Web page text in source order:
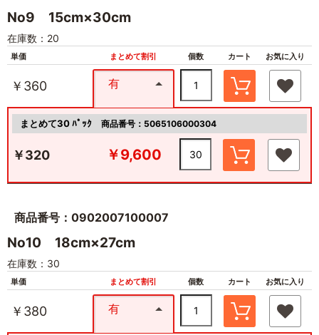
No9 15cm×30cm
在庫数：20
単価 まとめて割引 個数 カート お気に入り
￥360 有
まとめて30 ﾊﾟｯｸ 商品番号：5065106000304
￥320 ￥9,600
商品番号：0902007100007
No10 18cm×27cm
在庫数：30
単価 まとめて割引 個数 カート お気に入り
￥380 有